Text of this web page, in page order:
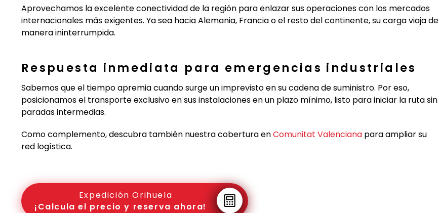
Aprovechamos la excelente conectividad de la región para enlazar sus operaciones con los mercados
internacionales más exigentes. Ya sea hacia Alemania, Francia o el resto del continente, su carga viaja de
manera ininterrumpida.
Respuesta inmediata para emergencias industriales
Sabemos que el tiempo apremia cuando surge un imprevisto en su cadena de suministro. Por eso,
posicionamos el transporte exclusivo en sus instalaciones en un plazo mínimo, listo para iniciar la ruta sin
paradas intermedias.
Como complemento, descubra también nuestra cobertura enComunitat Valenciana para ampliar su
red logística.
Expedición Orihuela
¡Calcula el precio y reserva ahora!